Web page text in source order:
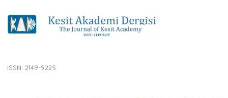
ISSN: 2149-9225